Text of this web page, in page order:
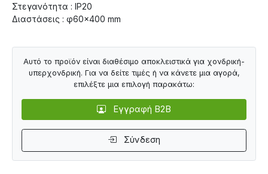
Στεγανότητα : IP20
Διαστάσεις : φ60×400 mm
Αυτό το προϊόν είναι διαθέσιμο αποκλειστικά για χονδρική-
υπερχονδρική. Για να δείτε τιμές ή να κάνετε μια αγορά,
επιλέξτε μια επιλογή παρακάτω:
Εγγραφή B2B
Σύνδεση